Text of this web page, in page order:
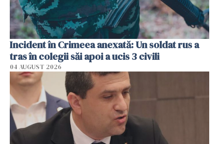
Incident în Crimeea anexată: Un soldat rus a
tras în colegii săi apoi a ucis 3 civili
04 AUGUST 2026